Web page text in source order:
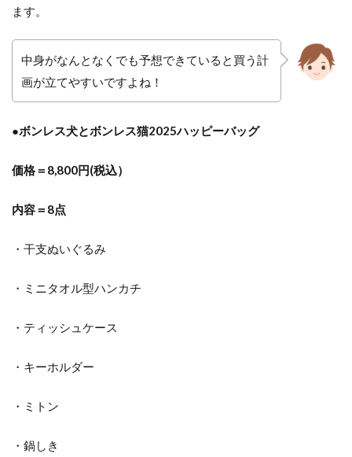
ます。
中身がなんとなくでも予想できていると買う計
画が立てやすいですよね！
●ボンレス犬とボンレス猫2025ハッピーバッグ
価格＝8,800円(税込）
内容＝8点
・干支ぬいぐるみ
・ミニタオル型ハンカチ
・ティッシュケース
・キーホルダー
・ミトン
・鍋しき